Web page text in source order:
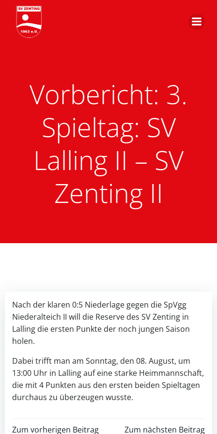
Vorbericht: 3.
Spieltag: SV
Lalling II – SV
Zenting II
Nach der klaren 0:5 Niederlage gegen die SpVgg
Niederalteich II will die Reserve des SV Zenting in
Lalling die ersten Punkte der noch jungen Saison
holen.
Dabei trifft man am Sonntag, den 08. August, um
13:00 Uhr in Lalling auf eine starke Heimmannschaft,
die mit 4 Punkten aus den ersten beiden Spieltagen
durchaus zu überzeugen wusste.
Zum vorherigen Beitrag Zum nächsten Beitrag